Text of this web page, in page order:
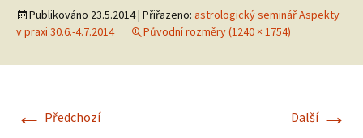
Publikováno 23.5.2014| Přiřazeno: astrologický seminář Aspekty
v praxi 30.6.-4.7.2014
Původní rozměry (1240 × 1754)
← Předchozí Další →